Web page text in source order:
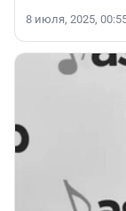
8 июля, 2025,